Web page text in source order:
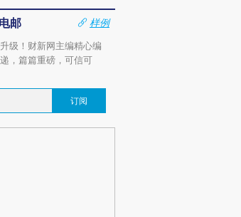
邮
样例
级！财新网主编精心编
，篇篇重磅，可信可
订阅